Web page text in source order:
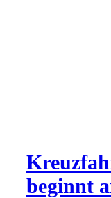
beginnt